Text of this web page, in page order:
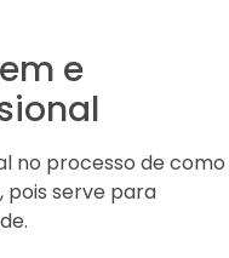
e
no processo de como
pois serve para